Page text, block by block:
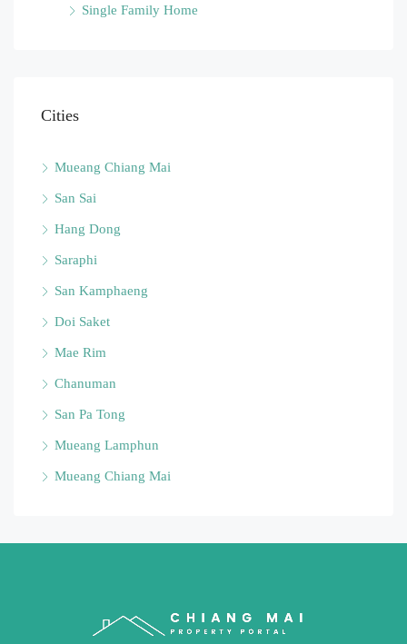
Single Family Home
Cities
Mueang Chiang Mai
San Sai
Hang Dong
Saraphi
San Kamphaeng
Doi Saket
Mae Rim
Chanuman
San Pa Tong
Mueang Lamphun
Mueang Chiang Mai